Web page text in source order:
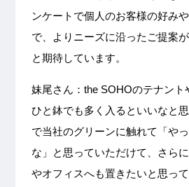
ンケートで個人のお客様の好み
で、よりニーズに沿ったご提案
と期待しています。
妹尾さん：the SOHOのテナント
ひと鉢でも多く入るといいなと
で当社のグリーンに触れて「や
な」と思っていただけて、さら
やオフィスへも置きたいと思っ